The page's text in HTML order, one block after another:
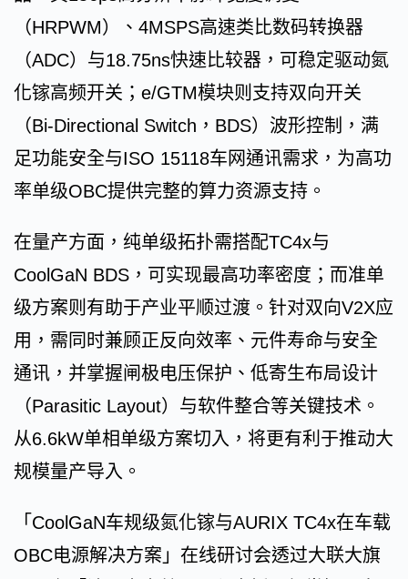
（HRPWM）、4MSPS高速类比数码转换器
（ADC）与18.75ns快速比较器，可稳定驱动氮
化镓高频开关；e/GTM模块则支持双向开关
（Bi-Directional Switch，BDS）波形控制，满
足功能安全与ISO 15118车网通讯需求，为高功
率单级OBC提供完整的算力资源支持。
在量产方面，纯单级拓扑需搭配TC4x与
CoolGaN BDS，可实现最高功率密度；而准单
级方案则有助于产业平顺过渡。针对双向V2X应
用，需同时兼顾正反向效率、元件寿命与安全
通讯，并掌握闸极电压保护、低寄生布局设计
（Parasitic Layout）与软件整合等关键技术。
从6.6kW单相单级方案切入，将更有利于推动大
规模量产导入。
「CoolGaN车规级氮化镓与AURIX TC4x在车载
OBC电源解决方案」在线研讨会透过大联大旗